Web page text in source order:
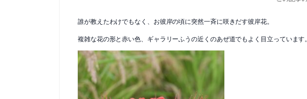
誰が教えたわけでもなく、お彼岸の頃に突然一斉に咲きだす彼岸花。
複雑な花の形と赤い色、ギャラリーふうの近くのあぜ道でもよく目立っています。